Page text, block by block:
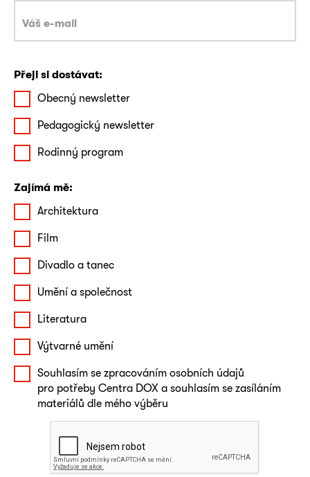
Přeji si dostávat:
Obecný newsletter
Pedagogický newsletter
Rodinný program
Zajímá mě:
Architektura
Film
Divadlo a tanec
Umění a společnost
Literatura
Výtvarné umění
Souhlasím se zpracováním osobních údajů
pro potřeby Centra DOX a souhlasím se zasíláním
materiálů dle mého výběru